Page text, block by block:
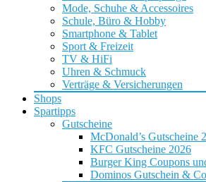
Mode, Schuhe & Accessoires
Schule, Büro & Hobby
Smartphone & Tablet
Sport & Freizeit
TV & HiFi
Uhren & Schmuck
Verträge & Versicherungen
Shops
Spartipps
Gutscheine
McDonald’s Gutscheine
KFC Gutscheine 2026
Burger King Coupons
Dominos Gutschein &